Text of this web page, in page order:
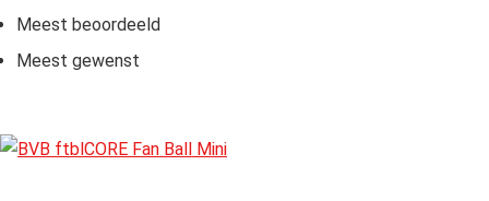
Meest beoordeeld
Meest gewenst